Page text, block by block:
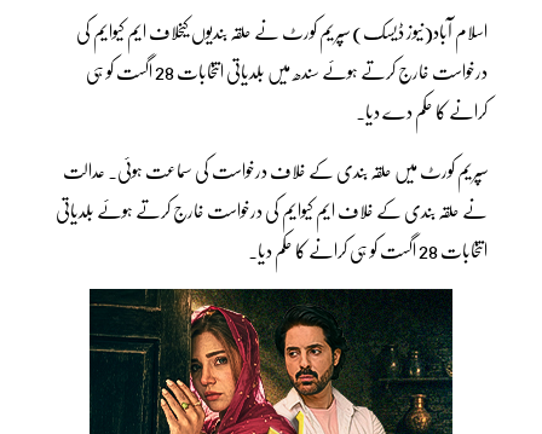
اسلام آباد(نیوز ڈیسک) سپریم کورٹ نے حلقہ بندیوں کیخلاف ایم کیوایم کی
درخواست خارج کرتے ہوئے سندھ میں بلدیاتی انتخابات 28 اگست کو ہی
کرانے کا حکم دے دیا۔
سپریم کورٹ میں حلقہ بندی کے خلاف درخواست کی سماعت ہوئی۔ عدالت
نے حلقہ بندی کے خلاف ایم کیوایم کی درخواست خارج کرتے ہوئے بلدیاتی
انتخابات 28 اگست کو ہی کرانے کا حکم دیا۔